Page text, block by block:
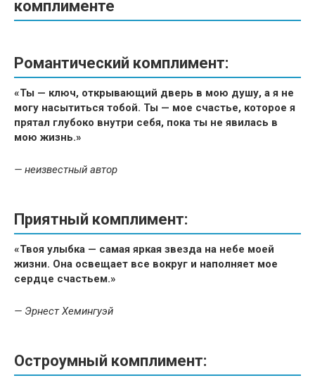
комплименте
Романтический комплимент:
«Ты — ключ, открывающий дверь в мою душу, а я не
могу насытиться тобой. Ты — мое счастье, которое я
прятал глубоко внутри себя, пока ты не явилась в
мою жизнь.»
— неизвестный автор
Приятный комплимент:
«Твоя улыбка — самая яркая звезда на небе моей
жизни. Она освещает все вокруг и наполняет мое
сердце счастьем.»
— Эрнест Хемингуэй
Остроумный комплимент: